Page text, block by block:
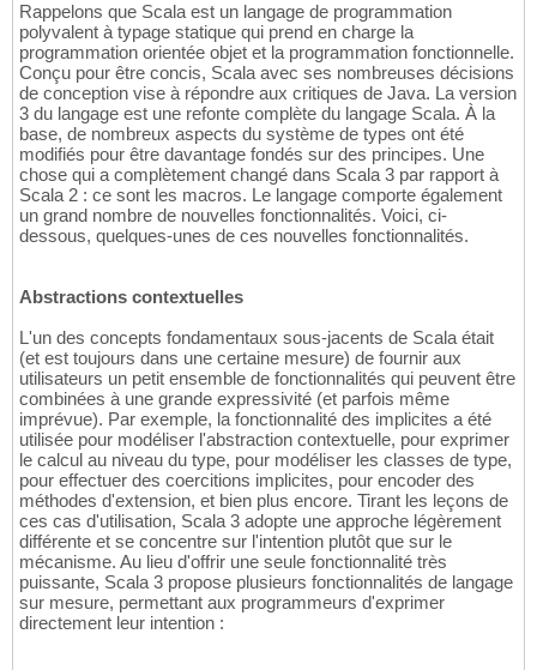
Rappelons que Scala est un langage de programmation
polyvalent à typage statique qui prend en charge la
programmation orientée objet et la programmation fonctionnelle.
Conçu pour être concis, Scala avec ses nombreuses décisions
de conception vise à répondre aux critiques de Java. La version
3 du langage est une refonte complète du langage Scala. À la
base, de nombreux aspects du système de types ont été
modifiés pour être davantage fondés sur des principes. Une
chose qui a complètement changé dans Scala 3 par rapport à
Scala 2 : ce sont les macros. Le langage comporte également
un grand nombre de nouvelles fonctionnalités. Voici, ci-
dessous, quelques-unes de ces nouvelles fonctionnalités.
Abstractions contextuelles
L'un des concepts fondamentaux sous-jacents de Scala était
(et est toujours dans une certaine mesure) de fournir aux
utilisateurs un petit ensemble de fonctionnalités qui peuvent être
combinées à une grande expressivité (et parfois même
imprévue). Par exemple, la fonctionnalité des implicites a été
utilisée pour modéliser l'abstraction contextuelle, pour exprimer
le calcul au niveau du type, pour modéliser les classes de type,
pour effectuer des coercitions implicites, pour encoder des
méthodes d'extension, et bien plus encore. Tirant les leçons de
ces cas d'utilisation, Scala 3 adopte une approche légèrement
différente et se concentre sur l'intention plutôt que sur le
mécanisme. Au lieu d'offrir une seule fonctionnalité très
puissante, Scala 3 propose plusieurs fonctionnalités de langage
sur mesure, permettant aux programmeurs d'exprimer
directement leur intention :